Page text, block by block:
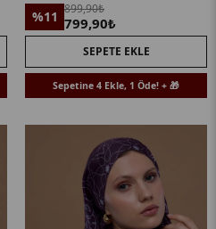
%11 899,90₺
799,90₺
SEPETE EKLE
Sepetine 4 Ekle, 1 Öde! + 🎁